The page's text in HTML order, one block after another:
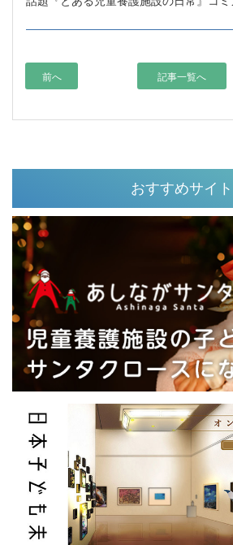
前へ 記事一覧へ
おすすめサイト